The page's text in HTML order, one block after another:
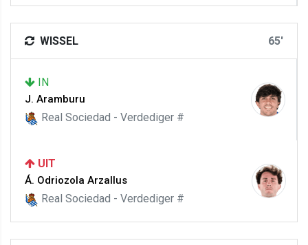
WISSEL 65'
IN
J. Aramburu
Real Sociedad - Verdediger #
UIT
Á. Odriozola Arzallus
Real Sociedad - Verdediger #